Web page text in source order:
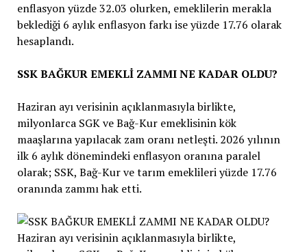
SSK BAĞKUR EMEKLİ ZAMMI NE KADAR OLDU?
Haziran ayı verisinin açıklanmasıyla birlikte,
milyonlarca SGK ve Bağ-Kur emeklisinin kök
maaşlarına yapılacak zam oranı netleşti. 2026 yılının
ilk 6 aylık dönemindeki enflasyon oranına paralel
olarak; SSK, Bağ-Kur ve tarım emeklileri yüzde 17.76
oranında zammı hak etti.